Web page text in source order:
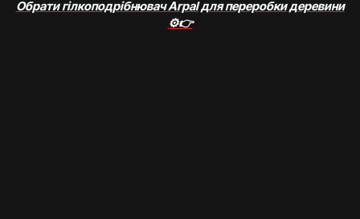
Обрати гілкоподрібнювач Arpal для переробки деревини
⚙️👉